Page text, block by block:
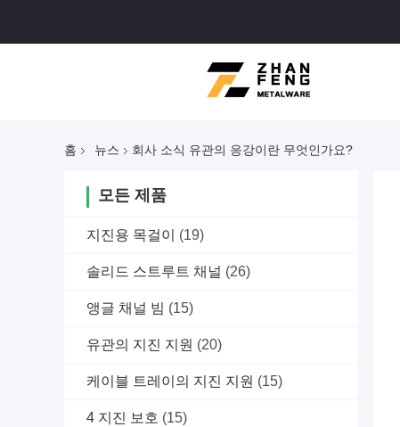
홈 뉴스 회사 소식 유관의 응강이란 무엇인가요?
모든 제품
지진용 목걸이 (19)
솔리드 스트루트 채널 (26)
앵글 채널 빔 (15)
유관의 지진 지원 (20)
케이블 트레이의 지진 지원 (15)
4 지진 보호 (15)